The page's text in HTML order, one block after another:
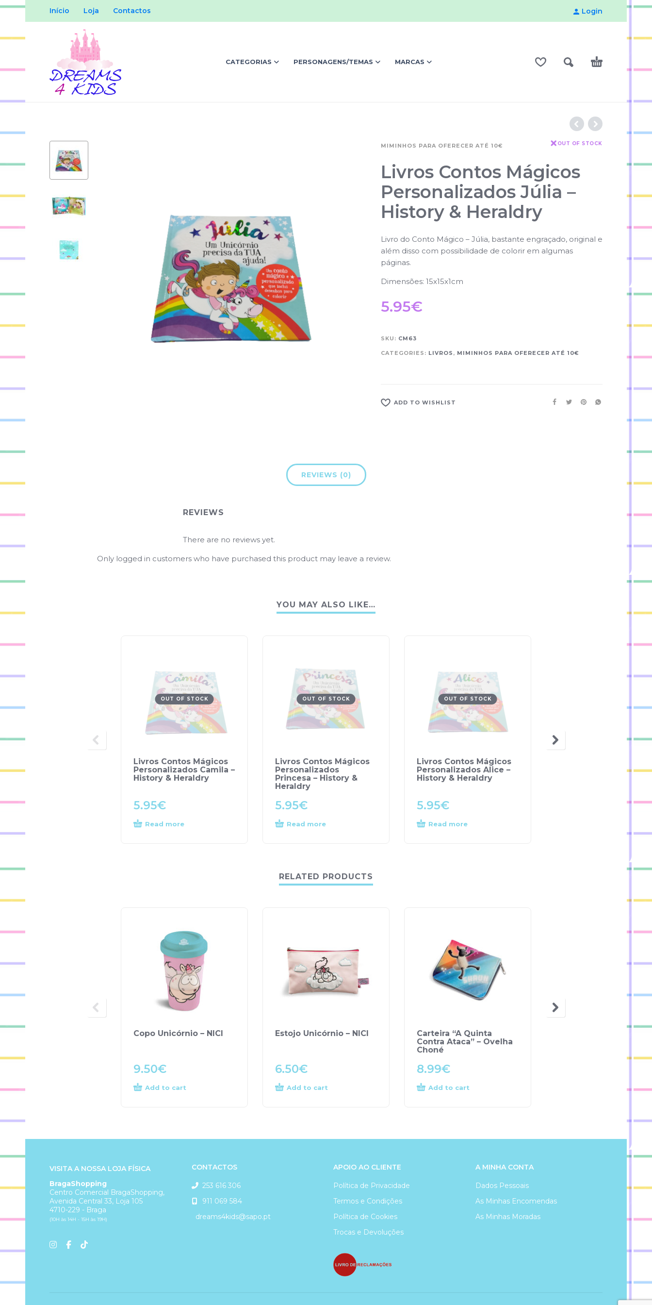
Início Loja Contactos Login
CATEGORIAS PERSONAGENS/TEMAS MARCAS
MIMINHOS PARA OFERECER ATÉ 10€ OUT OF STOCK
Livros Contos Mágicos
Personalizados Júlia –
History & Heraldry
Livro do Conto Mágico – Júlia, bastante engraçado, original e
além disso com possibilidade de colorir em algumas
páginas.
Dimensões: 15x15x1cm
5.95€
SKU: CM63
CATEGORIES: LIVROS , MIMINHOS PARA OFERECER ATÉ 10€
ADD TO WISHLIST
REVIEWS (0)
REVIEWS
There are no reviews yet.
Only logged in customers who have purchased this product may leave a review.
YOU MAY ALSO LIKE…
OUT OF STOCK
Livros Contos Mágicos
Personalizados Camila –
History & Heraldry
5.95€
Read more
OUT OF STOCK
Livros Contos Mágicos
Personalizados
Princesa – History &
Heraldry
5.95€
Read more
OUT OF STOCK
Livros Contos Mágicos
Personalizados Alice –
History & Heraldry
5.95€
Read more
Personalizados
RELATED PRODUCTS
Copo Unicórnio – NICI
9.50€
Add to cart
Estojo Unicórnio – NICI
6.50€
Add to cart
Carteira “A Quinta
Contra Ataca” – Ovelha
Choné
8.99€
Add to cart
VISITA A NOSSA LOJA FÍSICA
BragaShopping
Centro Comercial BragaShopping,
Avenida Central 33, Loja 105
4710-229 - Braga
(10H às 14H - 15H às 19H)
CONTACTOS
253 616 306
911 069 584
dreams4kids@sapo.pt
APOIO AO CLIENTE
Política de Privacidade
Termos e Condições
Política de Cookies
Trocas e Devoluções
A MINHA CONTA
Dados Pessoais
As Minhas Encomendas
As Minhas Moradas